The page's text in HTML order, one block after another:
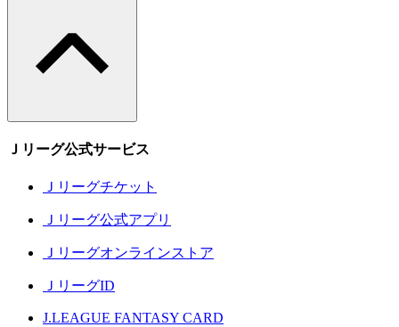
Ｊリーグ公式サービス
Ｊリーグチケット
Ｊリーグ公式アプリ
Ｊリーグオンラインストア
ＪリーグID
J.LEAGUE FANTASY CARD